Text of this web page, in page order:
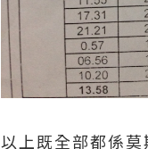
以上既全部都係